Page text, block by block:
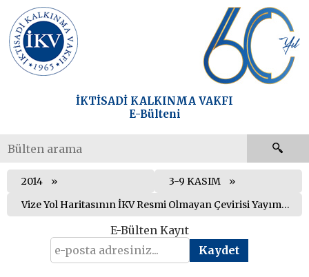
İKTİSADİ KALKINMA VAKFI
E-Bülteni
2014
3-9 KASIM
Vize Yol Haritasının İKV Resmi Olmayan Çevirisi Yayımlandı
E-Bülten Kayıt